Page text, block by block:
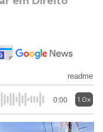
readme
0:00 1.0x